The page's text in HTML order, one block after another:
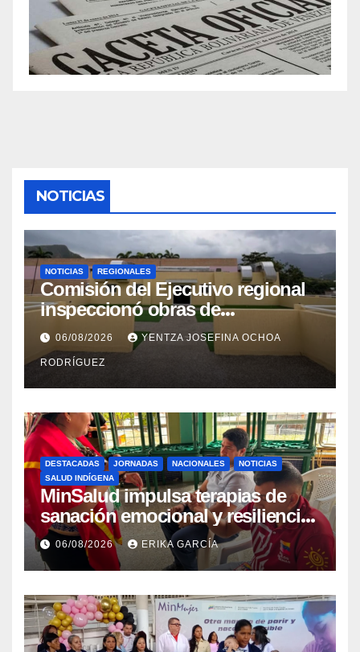
NOTICIAS
NOTICIAS REGIONALES
Comisión del Ejecutivo regional
inspeccionó obras de
recuperación en la Maternidad
Integral Aragua
06/08/2026 YENTZA JOSEFINA OCHOA
RODRÍGUEZ
DESTACADAS JORNADAS NACIONALES
NOTICIAS
SALUD INDÍGENA
MinSalud impulsa terapias de
sanación emocional y resiliencia
post-sismo junto a comunidades
indígenas en Caracas
06/08/2026 ERIKA GARCÍA